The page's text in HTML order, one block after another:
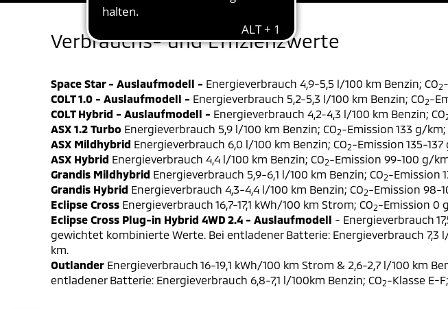
Verbrauchs- und Effizienzwerte
Space Star - Auslaufmodell - Energieverbrauch 4,9-5,5 l/100 km Benzin; CO2
COLT 1.0 - Auslaufmodell - Energieverbrauch 5,2-5,3 l/100 km Benzin; CO2-
COLT Hybrid - Auslaufmodell - Energieverbrauch 4,2-4,3 l/100 km Benzin; CO
ASX 1.2 Turbo Energieverbrauch 5,9 l/100 km Benzin; CO2-Emission 133 g/km;
ASX Mildhybrid Energieverbrauch 6,0 l/100 km Benzin; CO2-Emission 135-137
ASX Hybrid Energieverbrauch 4,4 l/100 km Benzin; CO2-Emission 99-100 g/
Grandis Mildhybrid Energieverbrauch 5,9-6,1 l/100 km Benzin; CO2-Emission
Grandis Hybrid Energieverbrauch 4,3-4,4 l/100 km Benzin; CO2-Emission 98-
Eclipse Cross Energieverbrauch 16,7-17,1 kWh/100 km Strom; CO2-Emission 0
Eclipse Cross Plug-in Hybrid 4WD 2.4 - Auslaufmodell - Energieverbrauch
gewichtet kombinierte Werte. Bei entladener Batterie: Energieverbrauch 7,3 l/
km.
Outlander Energieverbrauch 16-19,1 kWh/100 km Strom & 2,6-2,7 l/100 km
entladener Batterie: Energieverbrauch 6,8-7,1 l/100km Benzin; CO2-Klasse E-